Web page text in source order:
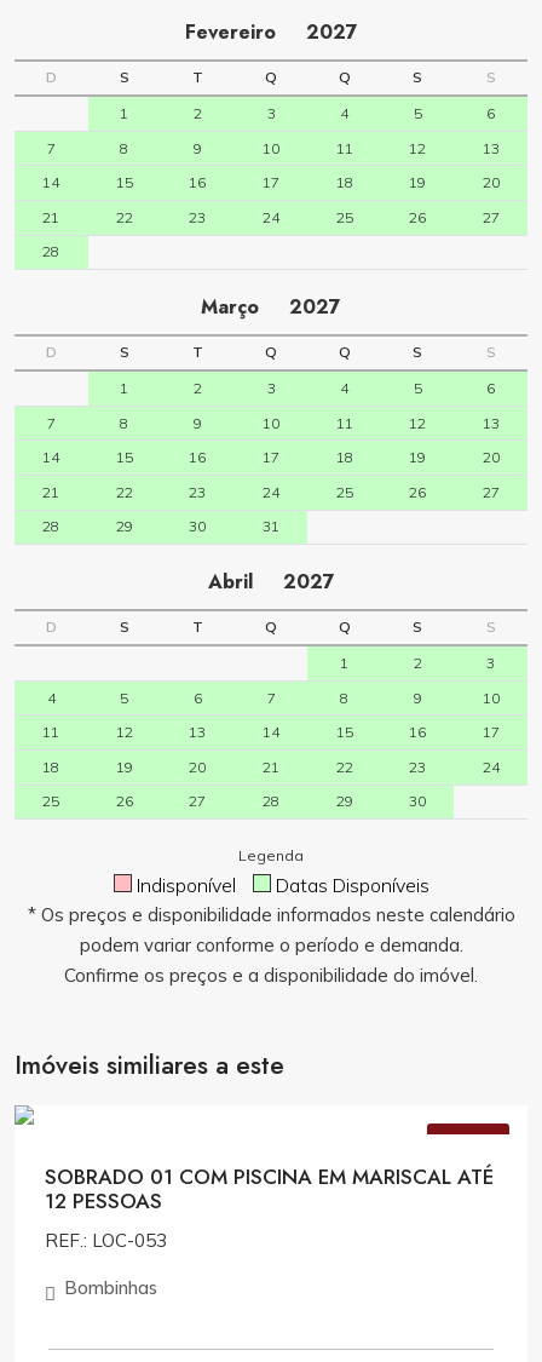
Fevereiro 2027
D S T Q Q S
S
1
2 3 4 5
6
7
8 9 10 11 12
13
14
15 16 17 18 19
20
21
22 23 24 25 26
27
28
Março 2027
D S T Q Q S
S
1
2 3 4 5
6
7
8 9 10 11 12
13
14
15 16 17 18 19
20
21
22 23 24 25 26
27
28
29 30 31
Abril 2027
D S T Q Q S
S
1
2
3
4
5 6 7 8 9
10
11
12 13 14 15 16
17
18
19 20 21 22 23
24
25
26 27 28 29 30
Legenda
Indisponível Datas Disponíveis
* Os preços e disponibilidade informados neste calendário
podem variar conforme o período e demanda.
Confirme os preços e a disponibilidade do imóvel.
Imóveis similiares a este
VENDA
SOBRADO 01 COM PISCINA EM MARISCAL ATÉ
12 PESSOAS
REF.: LOC-053
Bombinhas